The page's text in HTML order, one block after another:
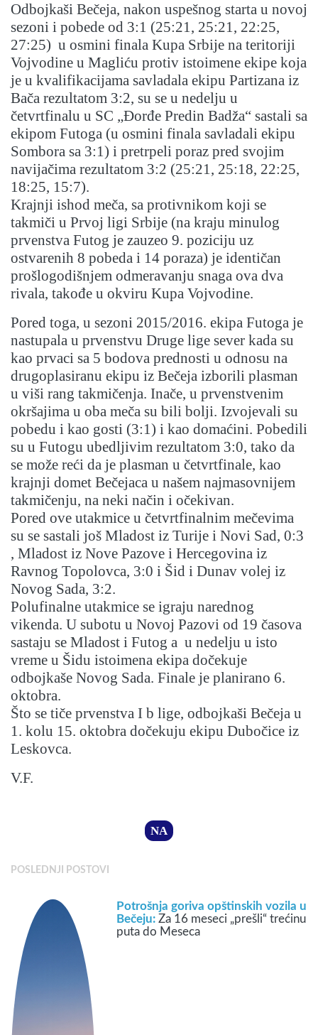
Odbojkaši Bečeja, nakon uspešnog starta u novoj
sezoni i pobede od 3:1 (25:21, 25:21, 22:25,
27:25) u osmini finala Kupa Srbije na teritoriji
Vojvodine u Magliću protiv istoimene ekipe koja
je u kvalifikacijama savladala ekipu Partizana iz
Bača rezultatom 3:2, su se u nedelju u
četvrtfinalu u SC „Đorđe Predin Badža“ sastali sa
ekipom Futoga (u osmini finala savladali ekipu
Sombora sa 3:1) i pretrpeli poraz pred svojim
navijačima rezultatom 3:2 (25:21, 25:18, 22:25,
18:25, 15:7).
Krajnji ishod meča, sa protivnikom koji se
takmiči u Prvoj ligi Srbije (na kraju minulog
prvenstva Futog je zauzeo 9. poziciju uz
ostvarenih 8 pobeda i 14 poraza) je identičan
prošlogodišnjem odmeravanju snaga ova dva
rivala, takođe u okviru Kupa Vojvodine.
Pored toga, u sezoni 2015/2016. ekipa Futoga je
nastupala u prvenstvu Druge lige sever kada su
kao prvaci sa 5 bodova prednosti u odnosu na
drugoplasiranu ekipu iz Bečeja izborili plasman
u viši rang takmičenja. Inače, u prvenstvenim
okršajima u oba meča su bili bolji. Izvojevali su
pobedu i kao gosti (3:1) i kao domaćini. Pobedili
su u Futogu ubedljivim rezultatom 3:0, tako da
se može reći da je plasman u četvrtfinale, kao
krajnji domet Bečejaca u našem najmasovnijem
takmičenju, na neki način i očekivan.
Pored ove utakmice u četvrtfinalnim mečevima
su se sastali još Mladost iz Turije i Novi Sad, 0:3
, Mladost iz Nove Pazove i Hercegovina iz
Ravnog Topolovca, 3:0 i Šid i Dunav volej iz
Novog Sada, 3:2.
Polufinalne utakmice se igraju narednog
vikenda. U subotu u Novoj Pazovi od 19 časova
sastaju se Mladost i Futog a u nedelju u isto
vreme u Šidu istoimena ekipa dočekuje
odbojkaše Novog Sada. Finale je planirano 6.
oktobra.
Što se tiče prvenstva I b lige, odbojkaši Bečeja u
1. kolu 15. oktobra dočekuju ekipu Dubočice iz
Leskovca.
V.F.
NA
POSLEDNJI POSTOVI
Potrošnja goriva opštinskih vozila u
Bečeju:Za 16 meseci „prešli“ trećinu
puta do Meseca